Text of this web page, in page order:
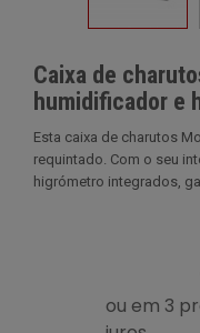
Caixa de
humidificador e
Esta caixa de charutos
requintado. Com o seu
higrómetro integrados,